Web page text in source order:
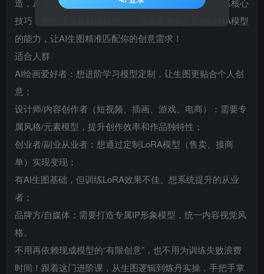
造，从生图逻辑到炼丹实操，全流程拆解LoRA模型训练核心
技巧，帮你跳过盲目试错的坑，快速掌握私人定制LoRA模型
的能力，让AI生图精准匹配你的创意需求！
适合人群
AI绘画爱好者：想进阶学习模型定制，让生图更贴合个人创
意；
设计师/内容创作者（短视频、插画、游戏、电商）：需要专
属风格/元素模型，提升创作效率和作品独特性；
创业者/副业从业者：想通过定制LoRA模型（售卖、接商
单）实现变现；
有AI生图基础，但训练LoRA效果不佳、想系统提升的从业
者；
品牌方/自媒体：需要打造专属IP形象模型，统一内容视觉风
格。
不用再依赖现成模型的“有限创意”，也不用为训练失败浪费
时间！跟着这门进阶课，从生图逻辑到炼丹实操，手把手掌